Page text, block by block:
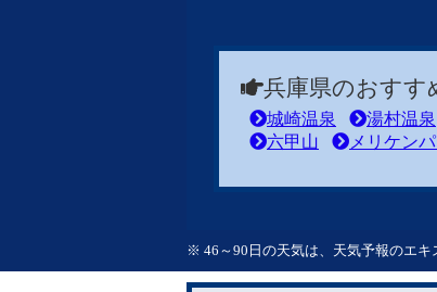
兵庫県のおすす
城崎温泉 湯村温泉
六甲山
メリケン
※ 46～90日の天気は、天気予報のエキ